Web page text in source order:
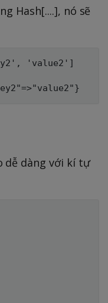
Hash[....], nó sẽ
'value2']
dễ dàng với kí tự